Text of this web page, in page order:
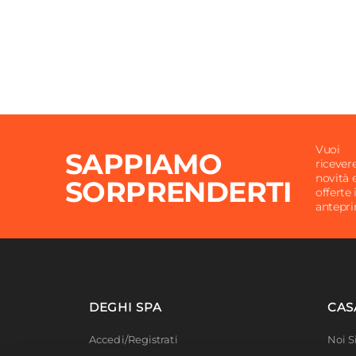
SAPPIAMO
SORPRENDERTI
Vuoi
novità
offerte
DEGHI SPA
Accedi/Registrati
Noi